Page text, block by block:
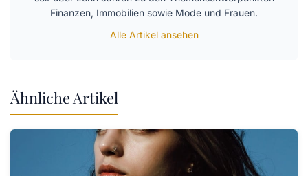
Finanzen, Immobilien sowie Mode und Frauen.
Alle Artikel ansehen
Ähnliche Artikel